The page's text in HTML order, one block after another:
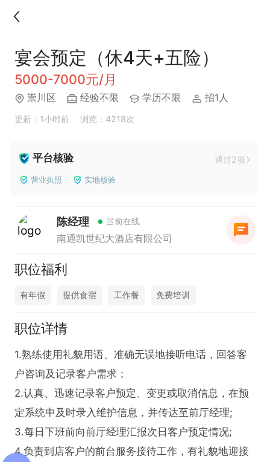
宴会预定（休4天+五险）
5000-7000元/月
崇川区 经验不限 学历不限 招1人
更新：1小时前 浏览：4218次
平台核验 通过2项
营业执照 实地核验
陈经理 当前在线
南通凯世纪大酒店有限公司
职位福利
有年假 提供食宿 工作餐 免费培训
职位详情
1.熟练使用礼貌用语、准确无误地接听电话，回答客
户咨询及记录客户需求；
2.认真、迅速记录客户预定、变更或取消信息，在预
定系统中及时录入维护信息，并传达至前厅经理;
3.每日下班前向前厅经理汇报次日客户预定情况;
4.负责到店客户的前台服务接待工作，有礼貌地迎接